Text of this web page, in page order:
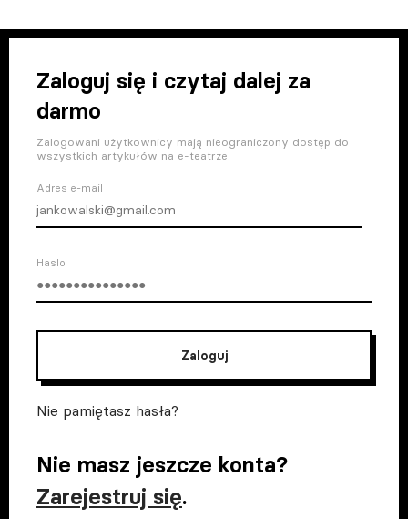
Zaloguj się i czytaj dalej za
darmo
Zalogowani użytkownicy mają nieograniczony dostęp do
wszystkich artykułów na e-teatrze.
Adres e-mail
Haslo
Zaloguj
Nie pamiętasz hasła?
Nie masz jeszcze konta?
Zarejestruj się.